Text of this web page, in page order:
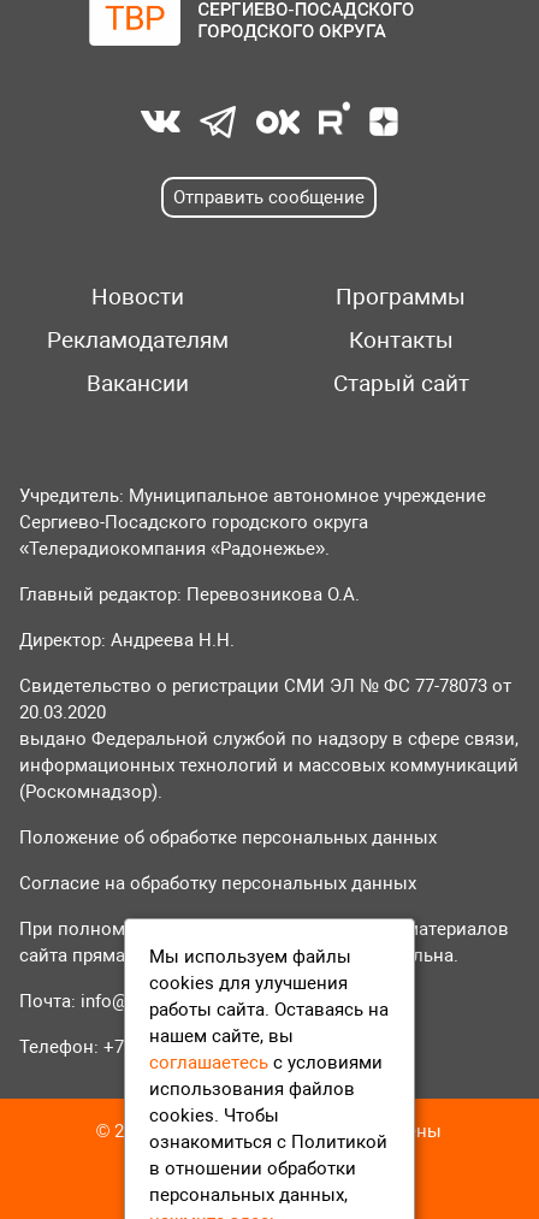
Отправить сообщение
Новости
Программы
Рекламодателям
Контакты
Вакансии
Старый сайт
Учредитель: Муниципальное автономное учреждение
Сергиево-Посадского городского округа
«Телерадиокомпания «Радонежье».
Главный редактор: Перевозникова О.А.
Директор: Андреева Н.Н.
Свидетельство о регистрации СМИ ЭЛ № ФС 77-78073 от
20.03.2020
выдано Федеральной службой по надзору в сфере связи,
информационных технологий и массовых коммуникаций
(Роскомнадзор).
Положение об обработке персональных данных
Согласие на обработку персональных данных
При полном или частичном использовании материалов
сайта прямая гиперссылка на tvr24.tv обязательна.
Почта: info@tvr24.tv
Телефон: +7 (496) 551-04-95
© 2016-2023 ТВР24 Все права защищены
Мы используем файлы
cookies для улучшения
работы сайта. Оставаясь на
нашем сайте, вы
соглашаетесь с условиями
использования файлов
cookies. Чтобы
ознакомиться с Политикой
в отношении обработки
персональных данных,